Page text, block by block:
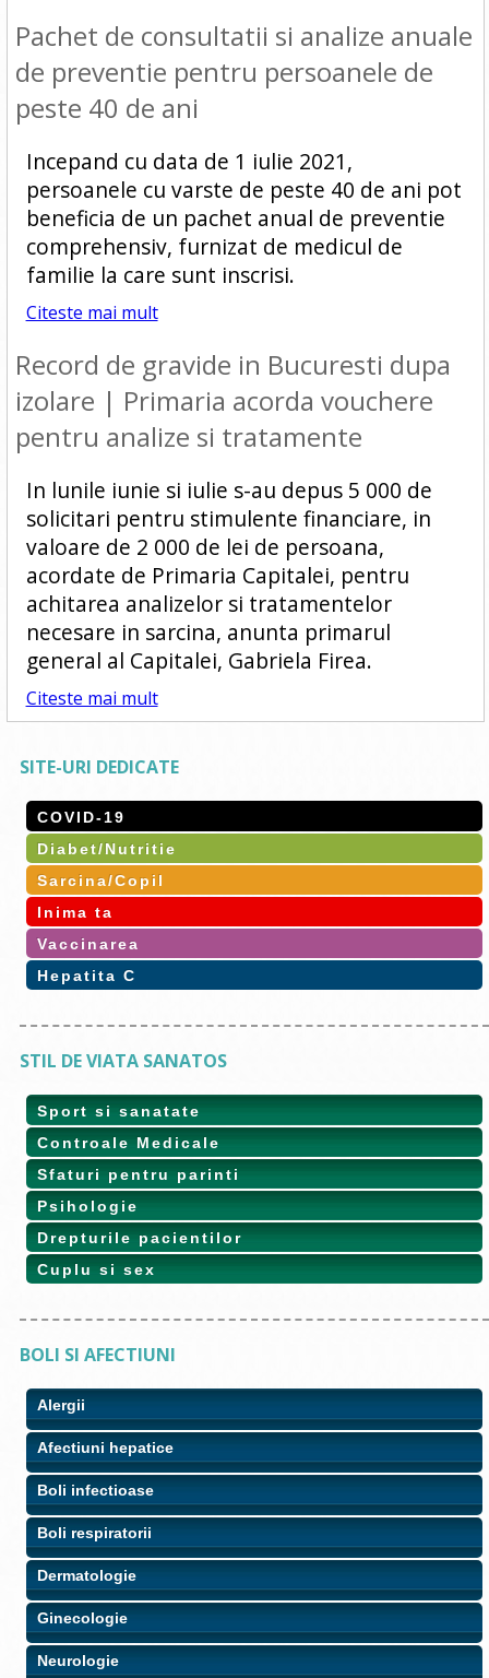
Pachet de consultatii si analize anuale
de preventie pentru persoanele de
peste 40 de ani
Incepand cu data de 1 iulie 2021,
persoanele cu varste de peste 40 de ani pot
beneficia de un pachet anual de preventie
comprehensiv, furnizat de medicul de
familie la care sunt inscrisi.
Citeste mai mult
Record de gravide in Bucuresti dupa
izolare | Primaria acorda vouchere
pentru analize si tratamente
In lunile iunie si iulie s-au depus 5 000 de
solicitari pentru stimulente financiare, in
valoare de 2 000 de lei de persoana,
acordate de Primaria Capitalei, pentru
achitarea analizelor si tratamentelor
necesare in sarcina, anunta primarul
general al Capitalei, Gabriela Firea.
Citeste mai mult
SITE-URI DEDICATE
COVID-19
Diabet/Nutritie
Sarcina/Copil
Inima ta
Vaccinarea
Hepatita C
STIL DE VIATA SANATOS
Sport si sanatate
Controale Medicale
Sfaturi pentru parinti
Psihologie
Drepturile pacientilor
Cuplu si sex
BOLI SI AFECTIUNI
Alergii
Afectiuni hepatice
Boli infectioase
Boli respiratorii
Dermatologie
Ginecologie
Neurologie